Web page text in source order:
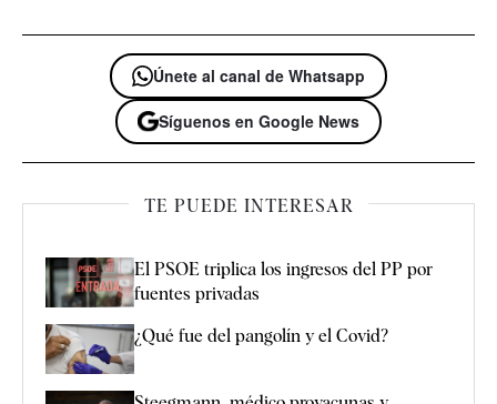
Únete al canal de Whatsapp
Síguenos en Google News
TE PUEDE INTERESAR
El PSOE triplica los ingresos del PP por
fuentes privadas
¿Qué fue del pangolín y el Covid?